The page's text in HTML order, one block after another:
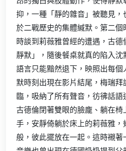
抑，一種「靜的雜音」被聽見
於二戰歷史的集體緘默。第二個
時談到莉薇雅曾經的遭遇，古
靜默」，隨後餐桌就真的陷入沈
語言只能黯然退下，映照出每
默時刻出現在影片結尾，梅瑞
臨，吸納了所有聲音，彷彿話語
古德倫閉著雙眼的臉龐、躺在椅
手，安靜倚躺於床上的莉薇雅，
般，彼此擺放在一起。這時襯